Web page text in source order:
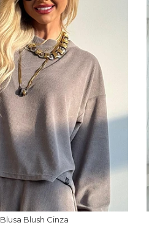
Blusa Blush Cinza